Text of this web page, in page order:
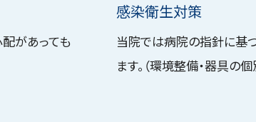
があっても
感染衛生対策
当院では病院の指針に基
ます。（環境整備・器具の